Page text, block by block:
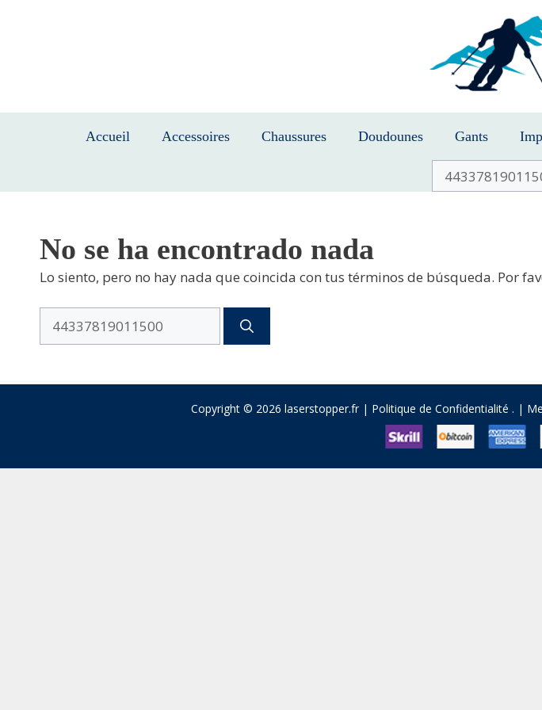
Accueil Accessoires Chaussures Doudounes Gants
Buscar
No se ha encontrado nada
Lo siento, pero no hay nada que coincida con tus términos de búsqueda. Por
Copyright © 2026 laserstopper.fr | Politique de Confidentialité . |